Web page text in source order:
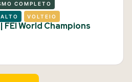
COMPLETO
VOLTEIO
World Champions